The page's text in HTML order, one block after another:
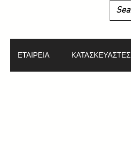
ΕΤΑΙΡΕΙΑ ΚΑΤΑΣΚΕΥΑΣΤΕΣ